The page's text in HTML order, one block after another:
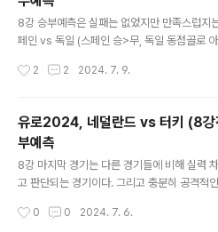
를 90분 이후에 교체시키는 배움의 미학을 실
금까지 8강부터 3개의 적중, 2개의 적특으로
하고 있고, 이 경기에 대한 예측 역시 진행하고
드는 굉장히 재미있는 축구를 하는 팀 중 하나
8강 승부예측은 실패는 없었지만 만족스럽지
페인 vs 독일 (스페인 승>무, 독일 동점골로
잉글랜드 vs 스위스 (스위스 사이드, 적중)네
러울 수밖에 없다. 스위스가 90분 내에 지지
점만 적중한 것이다. 스페인의 16강전, 8강전
강에서 조지아에게 선제골을 내 주었으나 역전
을 거둔다. 8강에서 독일을 만나서 리드해나
로 4강에 진출했다. 스페인의 8강전은 감독 루
2 2 2024. 7. 9.
유로2024, 네덜란드 vs 터키 (8
부예측
8강 마지막 경기는 다른 경기들에 비해 실력
고 판단되는 경기이다. 그리고 충분히 공격적
터키는 4경기 모두 오버를 냈고, 네덜란드는 4
0 0 2024. 7. 6.